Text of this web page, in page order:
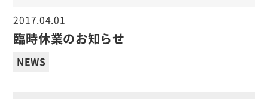
2017.04.01
臨時休業のお知らせ
NEWS